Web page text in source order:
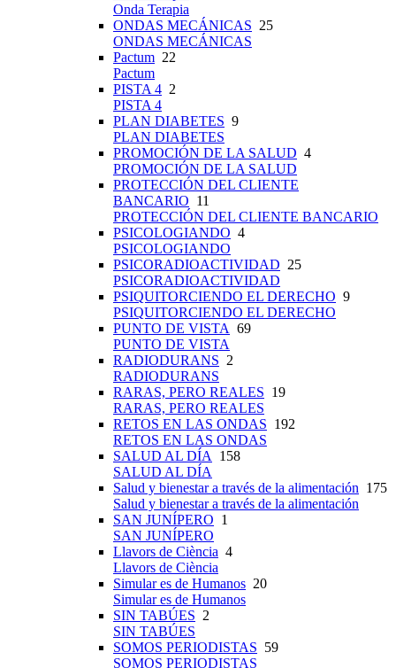
Onda Terapia
ONDAS MECÁNICAS 25
ONDAS MECÁNICAS
Pactum 22
Pactum
PISTA 4 2
PISTA 4
PLAN DIABETES 9
PLAN DIABETES
PROMOCIÓN DE LA SALUD 4
PROMOCIÓN DE LA SALUD
PROTECCIÓN DEL CLIENTE
BANCARIO 11
PROTECCIÓN DEL CLIENTE BANCARIO
PSICOLOGIANDO 4
PSICOLOGIANDO
PSICORADIOACTIVIDAD 25
PSICORADIOACTIVIDAD
PSIQUITORCIENDO EL DERECHO 9
PSIQUITORCIENDO EL DERECHO
PUNTO DE VISTA 69
PUNTO DE VISTA
RADIODURANS 2
RADIODURANS
RARAS, PERO REALES 19
RARAS, PERO REALES
RETOS EN LAS ONDAS 192
RETOS EN LAS ONDAS
SALUD AL DÍA
158
SALUD AL DÍA
Salud y bienestar a través de la alimentación 175
Salud y bienestar a través de la alimentación
SAN JUNÍPERO 1
SAN JUNÍPERO
Llavors de Ciència 4
Llavors de Ciència
Simular es de Humanos 20
Simular es de Humanos
SIN TABÚES 2
SIN TABÚES
SOMOS PERIODISTAS 59
SOMOS PERIODISTAS